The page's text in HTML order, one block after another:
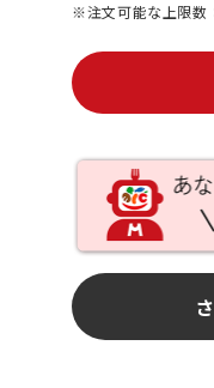
※注文可能な上限数